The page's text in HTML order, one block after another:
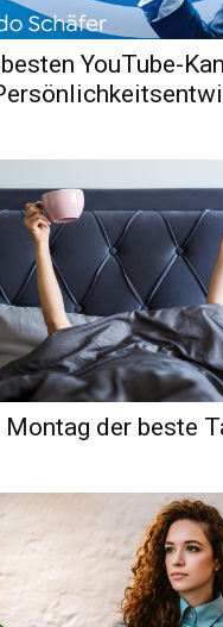
YouTube-
der beste